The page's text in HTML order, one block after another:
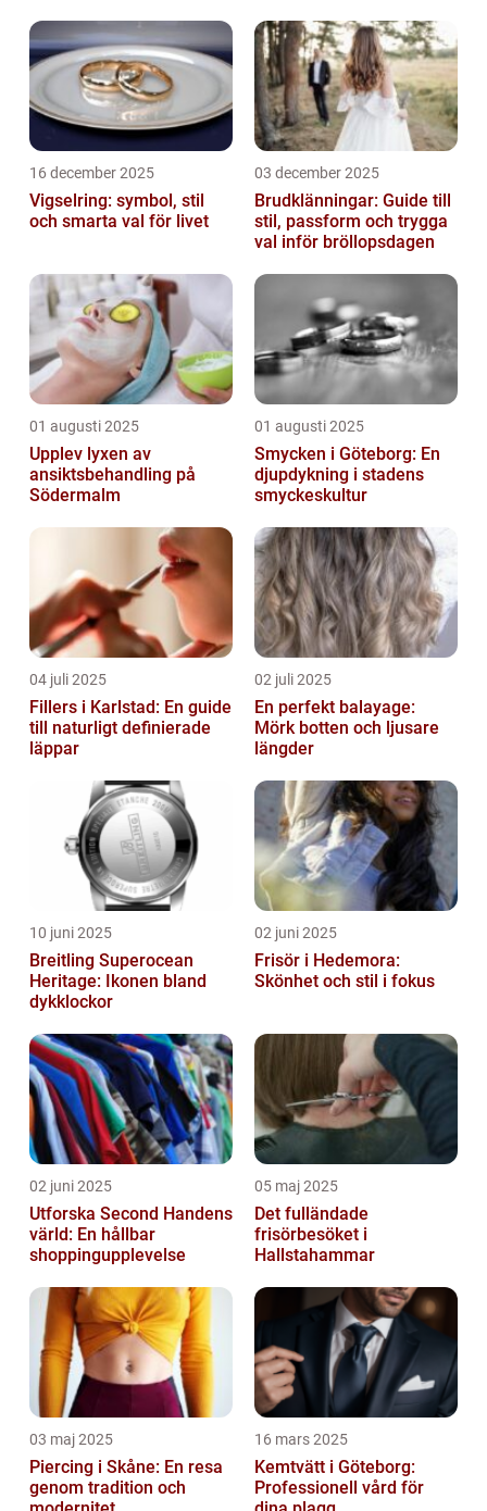
16 december 2025
Vigselring: symbol, stil
och smarta val för livet
03 december 2025
Brudklänningar: Guide till
stil, passform och trygga
val inför bröllopsdagen
01 augusti 2025
Upplev lyxen av
ansiktsbehandling på
Södermalm
01 augusti 2025
Smycken i Göteborg: En
djupdykning i stadens
smyckeskultur
04 juli 2025
Fillers i Karlstad: En guide
till naturligt definierade
läppar
02 juli 2025
En perfekt balayage:
Mörk botten och ljusare
längder
10 juni 2025
Breitling Superocean
Heritage: Ikonen bland
dykklockor
02 juni 2025
Frisör i Hedemora:
Skönhet och stil i fokus
02 juni 2025
Utforska Second Handens
värld: En hållbar
shoppingupplevelse
05 maj 2025
Det fulländade
frisörbesöket i
Hallstahammar
03 maj 2025
Piercing i Skåne: En resa
genom tradition och
16 mars 2025
Kemtvätt i Göteborg:
Professionell vård för